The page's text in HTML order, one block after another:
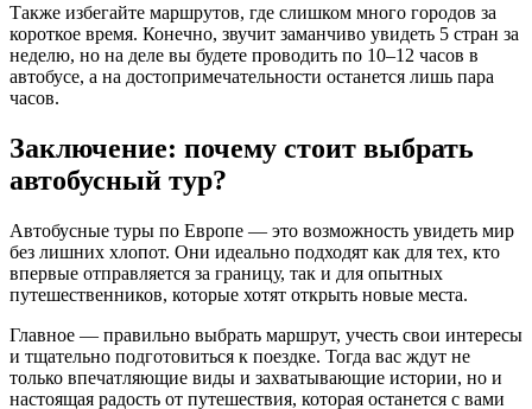
Также избегайте маршрутов, где слишком много городов за
короткое время. Конечно, звучит заманчиво увидеть 5 стран за
неделю, но на деле вы будете проводить по 10–12 часов в
автобусе, а на достопримечательности останется лишь пара
часов.
Заключение: почему стоит выбрать
автобусный тур?
Автобусные туры по Европе — это возможность увидеть мир
без лишних хлопот. Они идеально подходят как для тех, кто
впервые отправляется за границу, так и для опытных
путешественников, которые хотят открыть новые места.
Главное — правильно выбрать маршрут, учесть свои интересы
и тщательно подготовиться к поездке. Тогда вас ждут не
только впечатляющие виды и захватывающие истории, но и
настоящая радость от путешествия, которая останется с вами